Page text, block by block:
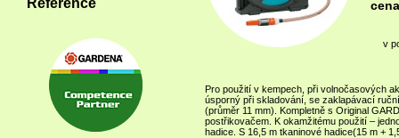
v
Pro použití v kempech, při volnočasových
úsporný při skladování, se zaklapávací
(průměr 11 mm). Kompletně s Original
postřikovačem. K okamžitému použití –
hadice. S 16,5 m tkaninové hadice(15 m +
Reference